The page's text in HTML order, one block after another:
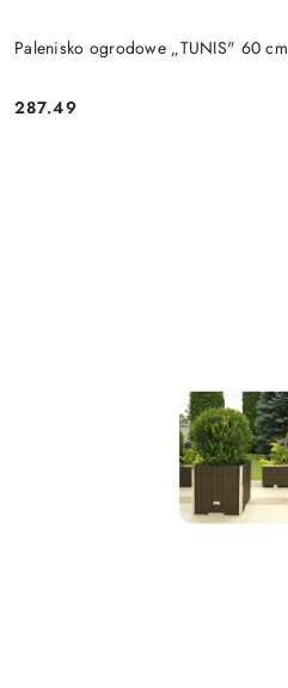
Palenisko ogrodowe „TUNIS" 60 cm
Cena:
287.49